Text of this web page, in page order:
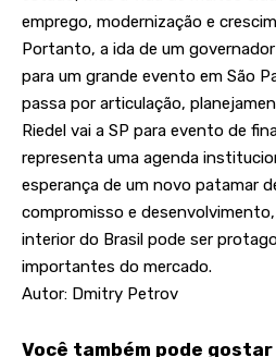
emprego, modernização e
Portanto, a ida de um
para um grande evento em São
passa por articulação,
Riedel vai a SP para evento de
representa uma agenda
esperança de um novo patamar
compromisso e
interior do Brasil pode ser
importantes do mercado.
Autor: Dmitry Petrov
Você também pode gostar